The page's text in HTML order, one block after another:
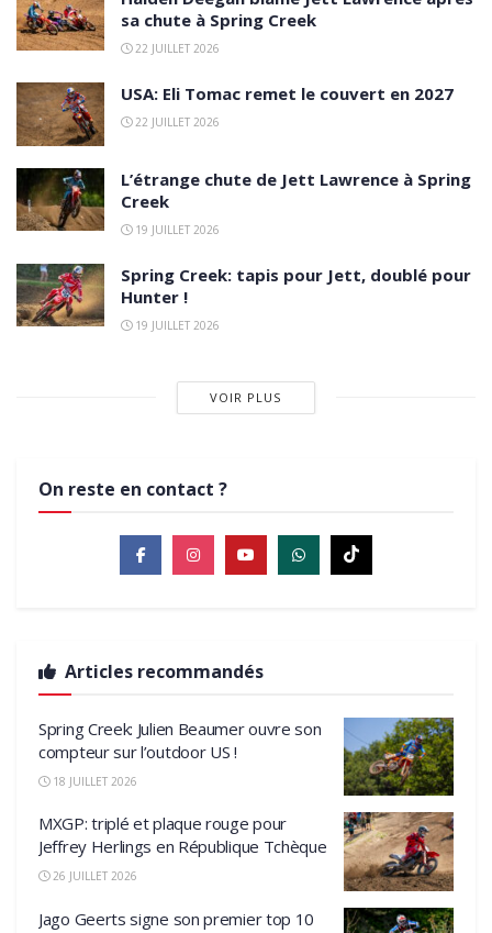
sa chute à Spring Creek
22 JUILLET 2026
USA: Eli Tomac remet le couvert en 2027
22 JUILLET 2026
L’étrange chute de Jett Lawrence à Spring
Creek
19 JUILLET 2026
Spring Creek: tapis pour Jett, doublé pour
Hunter !
19 JUILLET 2026
VOIR PLUS
On reste en contact ?
Articles recommandés
Spring Creek: Julien Beaumer ouvre son
compteur sur l’outdoor US !
18 JUILLET 2026
MXGP: triplé et plaque rouge pour
Jeffrey Herlings en République Tchèque
26 JUILLET 2026
Jago Geerts signe son premier top 10